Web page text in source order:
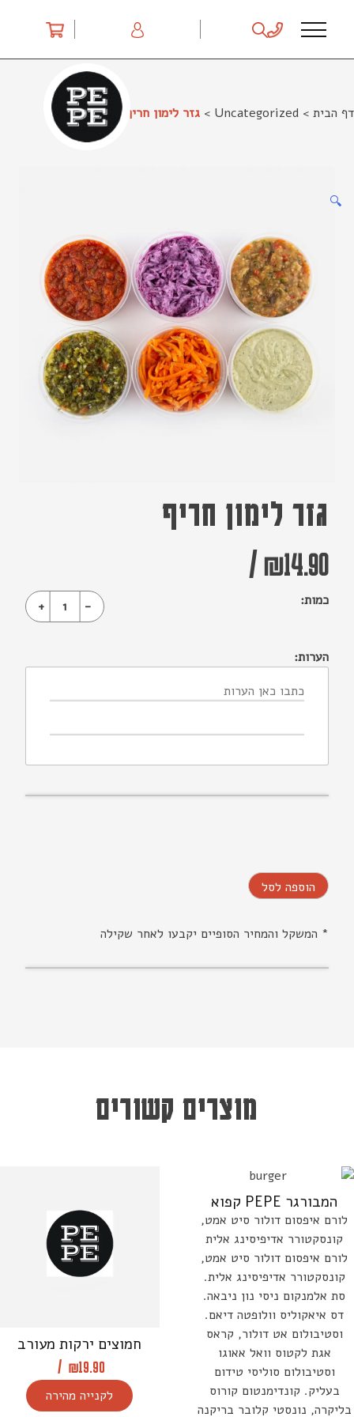
דף הבית >
Uncategorized
> גזר לימון חריף
🔍
גזר לימון חריף
₪14.90
/
כמות: -
1
+
הערות:
הוספה לסל
* המשקל והמחיר הסופיים יקבעו לאחר שקילה
מוצרים קשורים
המבורגר PEPE קפוא
לורם איפסום דולור סיט אמט,
קונסקטורר אדיפיסינג אלית
לורם איפסום דולור סיט אמט,
קונסקטורר אדיפיסינג אלית.
סת אלמנקום ניסי נון ניבאה.
דס איאקוליס וולופטה דיאם.
וסטיבולום אט דולור, קראס
אגת לקטוס וואל אאוגו
וסטיבולום סוליסי טידום
בעליק. קונדימנטום קורוס
בליקרה, נונסטי קלובר בריקנה
חמוצים ירקות מעורב
₪19.90
/
לקנייה מהירה